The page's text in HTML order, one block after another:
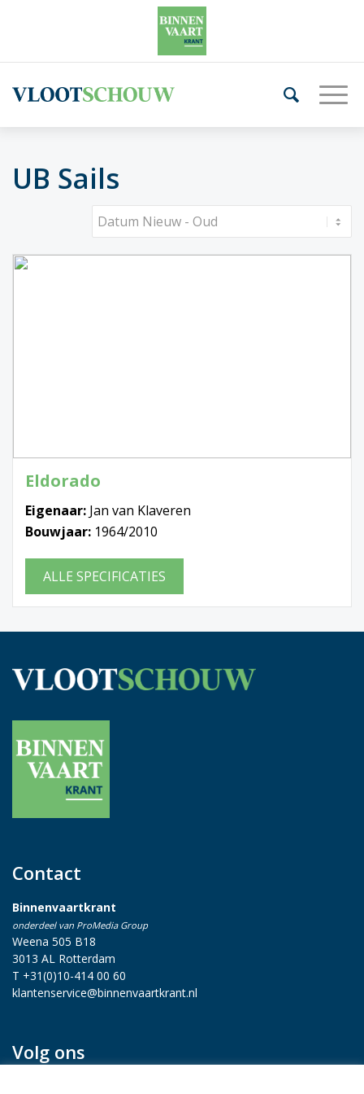
UB Sails
Eldorado
Eigenaar: Jan van Klaveren
Bouwjaar: 1964/2010
ALLE SPECIFICATIES
Contact
Binnenvaartkrant
onderdeel van ProMedia Group
Weena 505 B18
3013 AL Rotterdam
T +31(0)10-414 00 60
klantenservice@binnenvaartkrant.nl
Volg ons